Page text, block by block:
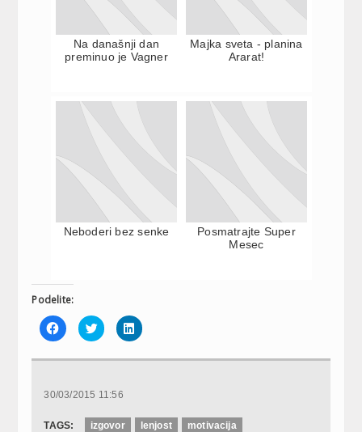
Na današnji dan
preminuo je Vagner
Majka sveta - planina
Ararat!
Neboderi bez senke
Posmatrajte Super
Mesec
Podelite:
Click
to
share
Facebook
new
Click
to
share
Twitter
new
Click
to
LinkedIn
30/03/2015 11:56
TAGS: izgovor lenjost
motivacija